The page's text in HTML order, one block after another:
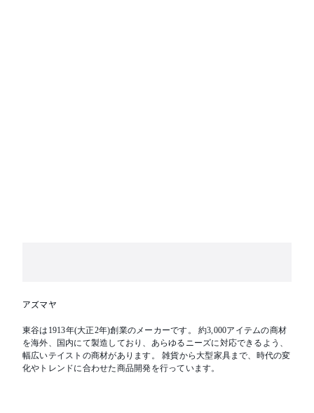
アズマヤ
東谷は1913年(大正2年)創業のメーカーです。 約3,000アイテムの商材
を海外、国内にて製造しており、あらゆるニーズに対応できるよう、
幅広いテイストの商材があります。 雑貨から大型家具まで、時代の変
化やトレンドに合わせた商品開発を行っています。